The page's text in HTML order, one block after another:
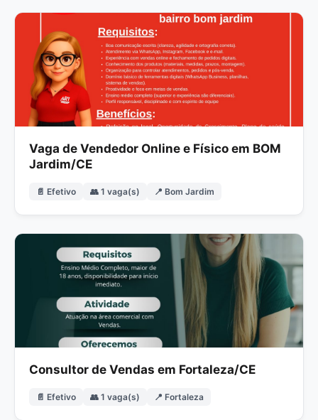
Vaga de Vendedor Online e Físico em BOM
Jardim/CE
📄 Efetivo 👥 1 vaga(s) 📍 Bom Jardim
Consultor de Vendas em Fortaleza/CE
📄 Efetivo 👥 1 vaga(s) 📍 Fortaleza